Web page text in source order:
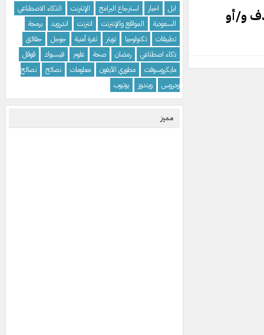
ابل
اخبار استرجاع البرامج الإنترنت
الذكاء الاصطناعي
السعودية
المواقع والإنترنت انترنت اندرويد
برمجة
تطبيقات
تكنولوجيا تويتر ثغرة أمنية جوجل
حقائق
ذكاء اصطناعي
رمضان صحة علوم فيسبوك
قوقل
مايكروسوفت
مطوري الآيفون معلومات نصائح
نصائح
ودروس
ويندوز يوتيوب
مميز
و/أو